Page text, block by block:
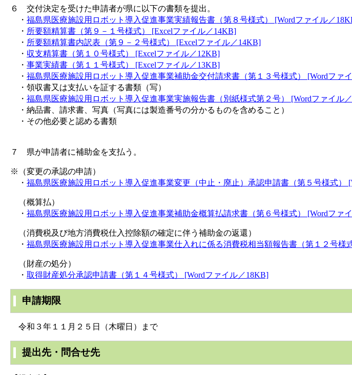
６ 交付決定を受けた申請者が県に以下の書類を提出。
・ 福島県医療施設用ロボット導入促進事業実績報告書（第８号様式） [Wordファイル／
・ 所要額精算書（第９－１号様式） [Excelファイル／14KB]
・ 所要額精算書内訳表（第９－２号様式） [Excelファイル／14KB]
・ 収支精算書（第１０号様式） [Excelファイル／12KB]
・ 事業実績書（第１１号様式） [Excelファイル／13KB]
・ 福島県医療施設用ロボット導入促進事業補助金交付請求書（第１３号様式） [Wordファ
・領収書又は支払いを証する書類（写）
・ 福島県医療施設用ロボット導入促進事業実施報告書（別紙様式第２号） [Wordファイル
・納品書、請求書、写真（写真には製造番号の分かるものを含めること）
・その他必要と認める書類
７ 県が申請者に補助金を支払う。
※（変更の承認の申請）
・ 福島県医療施設用ロボット導入促進事業変更（中止・廃止）承認申請書（第５号様式）
（概算払）
・ 福島県医療施設用ロボット導入促進事業補助金概算払請求書（第６号様式） [Wordファ
（消費税及び地方消費税仕入控除額の確定に伴う補助金の返還）
・ 福島県医療施設用ロボット導入促進事業仕入れに係る消費税相当額報告書（第１２号様
（財産の処分）
・ 取得財産処分承認申請書（第１４号様式） [Wordファイル／18KB]
申請期限
令和３年１１月２５日（木曜日）まで
提出先・問合せ先